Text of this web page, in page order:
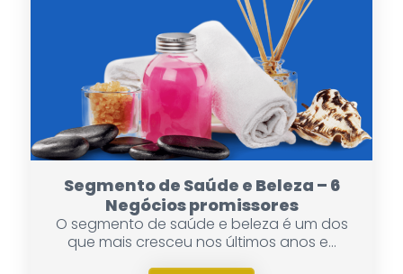
Segmento de Saúde e Beleza – 6
Negócios promissores
O segmento de saúde e beleza é um dos
que mais cresceu nos últimos anos e...